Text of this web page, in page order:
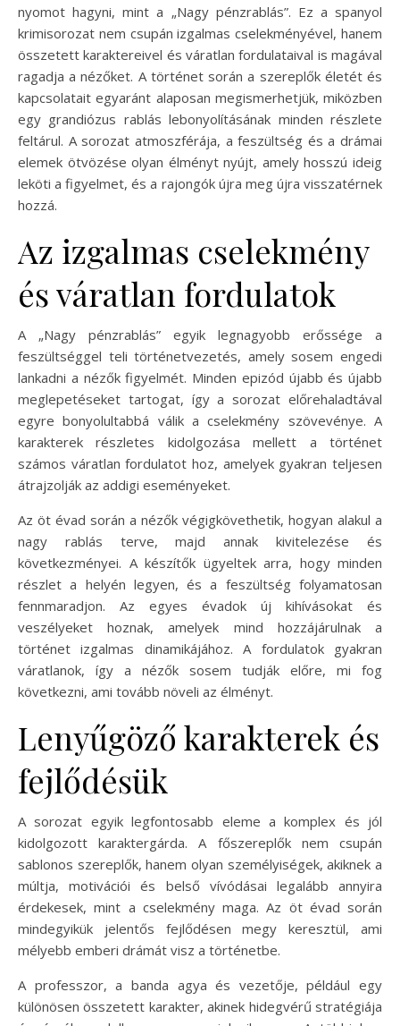
nyomot hagyni, mint a „Nagy pénzrablás”. Ez a spanyol
krimisorozat nem csupán izgalmas cselekményével, hanem
összetett karaktereivel és váratlan fordulataival is magával
ragadja a nézőket. A történet során a szereplők életét és
kapcsolatait egyaránt alaposan megismerhetjük, miközben
egy grandiózus rablás lebonyolításának minden részlete
feltárul. A sorozat atmoszférája, a feszültség és a drámai
elemek ötvözése olyan élményt nyújt, amely hosszú ideig
leköti a figyelmet, és a rajongók újra meg újra visszatérnek
hozzá.
Az izgalmas cselekmény
és váratlan fordulatok
A „Nagy pénzrablás” egyik legnagyobb erőssége a
feszültséggel teli történetvezetés, amely sosem engedi
lankadni a nézők figyelmét. Minden epizód újabb és újabb
meglepetéseket tartogat, így a sorozat előrehaladtával
egyre bonyolultabbá válik a cselekmény szövevénye. A
karakterek részletes kidolgozása mellett a történet
számos váratlan fordulatot hoz, amelyek gyakran teljesen
átrajzolják az addigi eseményeket.
Az öt évad során a nézők végigkövethetik, hogyan alakul a
nagy rablás terve, majd annak kivitelezése és
következményei. A készítők ügyeltek arra, hogy minden
részlet a helyén legyen, és a feszültség folyamatosan
fennmaradjon. Az egyes évadok új kihívásokat és
veszélyeket hoznak, amelyek mind hozzájárulnak a
történet izgalmas dinamikájához. A fordulatok gyakran
váratlanok, így a nézők sosem tudják előre, mi fog
következni, ami tovább növeli az élményt.
Lenyűgöző karakterek és
fejlődésük
A sorozat egyik legfontosabb eleme a komplex és jól
kidolgozott karaktergárda. A főszereplők nem csupán
sablonos szereplők, hanem olyan személyiségek, akiknek a
múltja, motivációi és belső vívódásai legalább annyira
érdekesek, mint a cselekmény maga. Az öt évad során
mindegyikük jelentős fejlődésen megy keresztül, ami
mélyebb emberi drámát visz a történetbe.
A professzor, a banda agya és vezetője, például egy
különösen összetett karakter, akinek hidegvérű stratégiája